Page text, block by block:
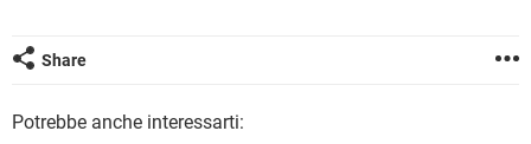
TIKTOK
Share
Potrebbe anche interessarti: